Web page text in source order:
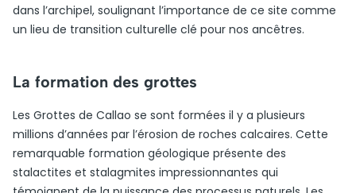
dans l’archipel, soulignant l’importance de ce site comme
un lieu de transition culturelle clé pour nos ancêtres.
La formation des grottes
Les Grottes de Callao se sont formées il y a plusieurs
millions d’années par l’érosion de roches calcaires. Cette
remarquable formation géologique présente des
stalactites et stalagmites impressionnantes qui